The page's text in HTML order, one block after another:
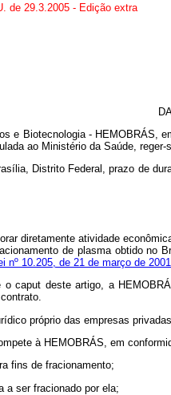
de 29.3.2005 - Edição extra
e Biotecnologia - HEMOBRÁS,
ao Ministério da Saúde,
Distrito Federal, prazo de
diretamente atividade
de plasma obtido no
nº 10.205, de 21 de março de 2001.
caput deste artigo, a
próprio das empresas
à HEMOBRÁS, em
fins de fracionamento;
a ser fracionado por ela;